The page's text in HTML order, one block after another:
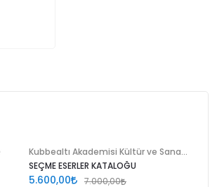
SEÇME ESERLER KATALOĞU
5.600,00 7.000,00